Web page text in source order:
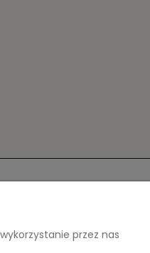
przez nas